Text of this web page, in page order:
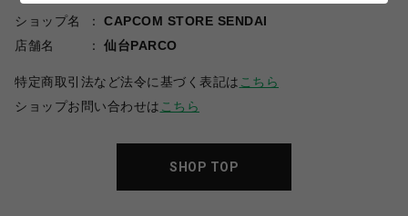
ショップ名
CAPCOM STORE SENDAI
店舗名
仙台PARCO
特定商取引法など法令に基づく表記は こちら
ショップお問い合わせは こちら
SHOP TOP